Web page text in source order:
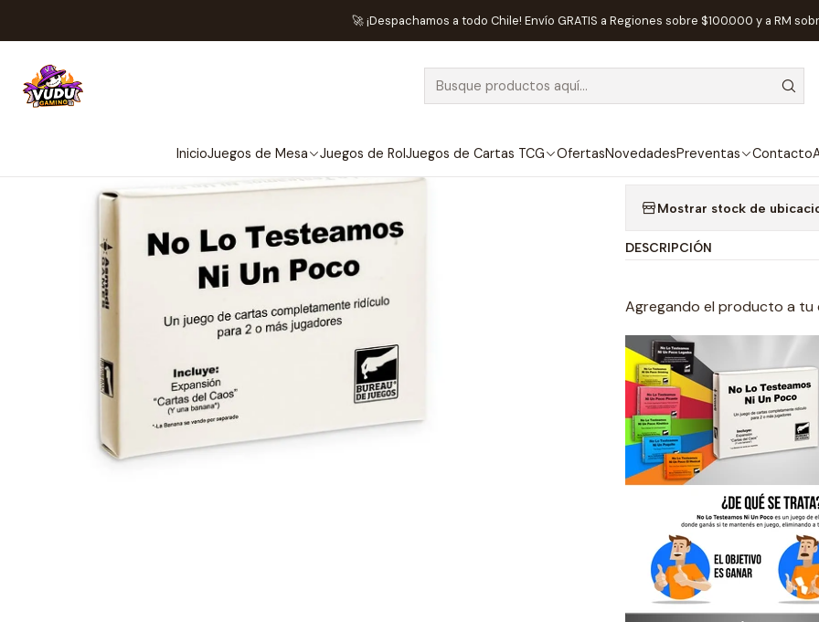
InicioJuegos de Mesa Juegos de RolJuegos de Cartas TCG OfertasNovedadesPreventas Contacto
🚀 ¡Despachamos a todo Chile! Envío GRATIS a Regiones sobre $100.000 y a RM
Inicio Juegos de Mesa Competitivos No Lo Testeamos Ni Un Poco -
AGOTADO No Lo
Agregar a la lista de
Mostrar stock de
DESCRIPCIÓN
Agregando el producto a